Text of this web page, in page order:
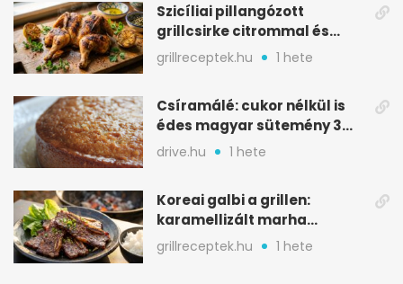
Szicíliai pillangózott
grillcsirke citrommal és
oregánóval
grillreceptek.hu 1 hete
Csíramálé: cukor nélkül is
édes magyar sütemény 3
alapanyagból
drive.hu 1 hete
Koreai galbi a grillen:
karamellizált marha
rövidborda gyorsan
grillreceptek.hu 1 hete